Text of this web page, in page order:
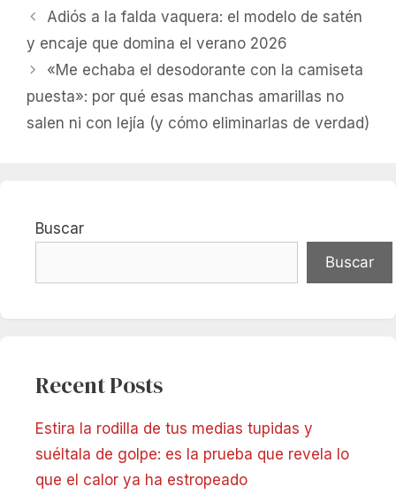
Adiós a la falda vaquera: el modelo de satén
y encaje que domina el verano 2026
«Me echaba el desodorante con la camiseta
puesta»: por qué esas manchas amarillas no
salen ni con lejía (y cómo eliminarlas de verdad)
Buscar
Buscar
Recent Posts
Estira la rodilla de tus medias tupidas y
suéltala de golpe: es la prueba que revela lo
que el calor ya ha estropeado